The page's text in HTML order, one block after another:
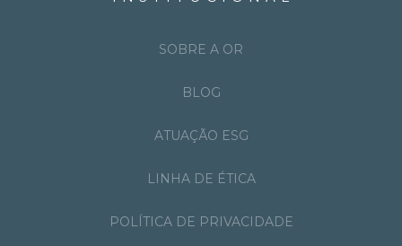
SOBRE A OR
BLOG
ATUAÇÃO ESG
LINHA DE ÉTICA
POLÍTICA DE PRIVACIDADE